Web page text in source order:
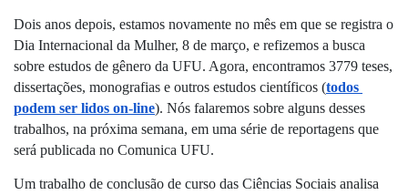
Dois anos depois, estamos novamente no mês em que se registra o
Dia Internacional da Mulher, 8 de março, e refizemos a busca
sobre estudos de gênero da UFU. Agora, encontramos 3779 teses,
dissertações, monografias e outros estudos científicos (todos
podem ser lidos on-line). Nós falaremos sobre alguns desses
trabalhos, na próxima semana, em uma série de reportagens que
será publicada no Comunica UFU.
Um trabalho de conclusão de curso das Ciências Sociais analisa